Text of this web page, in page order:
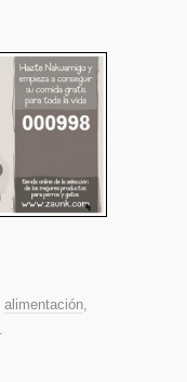
alimentación